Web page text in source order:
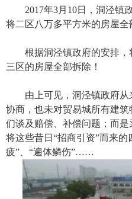
2017年3月10日，洞泾镇政
将二区八万多平方米的房屋全
根据洞泾镇政府的安排，
三区的房屋全部拆除！
由上可见，洞泾镇政府从
协商，也未对贸易城所有建
们谈及赔偿、补偿问题；而是
将这些昔日“招商引资”而来
疲”、“遍体鳞伤”……